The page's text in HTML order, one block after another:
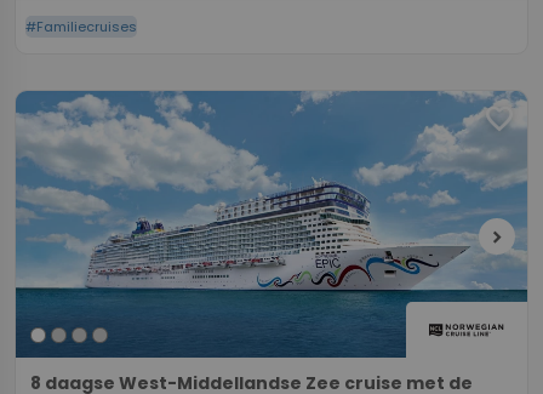
#Familiecruises
favorite
chevron_right
8 daagse West-Middellandse Zee cruise met de